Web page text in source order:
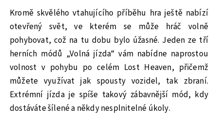
Kromě skvělého vtahujícího příběhu hra ještě nabízí
otevřený svět, ve kterém se může hráč volně
pohybovat, což na tu dobu bylo úžasné. Jeden ze tří
herních módů „Volná jízda“ vám nabídne naprostou
volnost v pohybu po celém Lost Heaven, přičemž
můžete využívat jak spousty vozidel, tak zbraní.
Extrémní jízda je spíše takový zábavnější mód, kdy
dostáváte šílené a někdy nesplnitelné úkoly.